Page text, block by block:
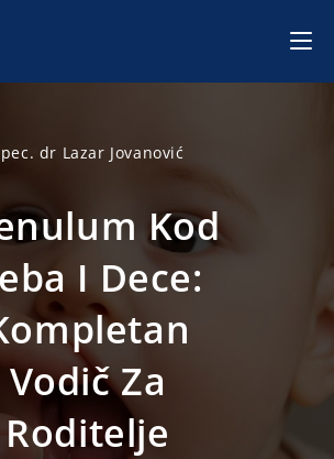
dr Lazar Jovanović
Kod
I Dece:
Vodič Za
Roditelje